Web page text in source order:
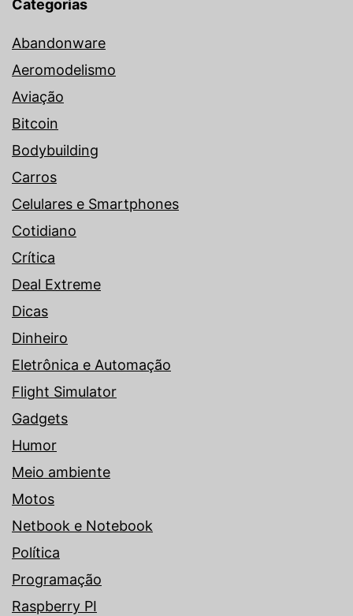
Categorias
Abandonware
Aeromodelismo
Aviação
Bitcoin
Bodybuilding
Carros
Celulares e Smartphones
Cotidiano
Crítica
Deal Extreme
Dicas
Dinheiro
Eletrônica e Automação
Flight Simulator
Gadgets
Humor
Meio ambiente
Motos
Netbook e Notebook
Política
Programação
Raspberry PI